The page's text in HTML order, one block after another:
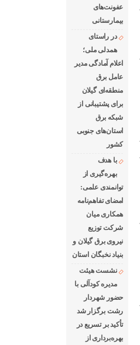
عفونت‌های
بیمارستانی
در راستای
همدلی ملی؛
اعلام آمادگی مدیر
عامل برق
منطقه‌ای گیلان
برای پشتیبانی از
شبكه برق
استان‌های جنوبی
كشور
با هدف
بهره‌گیری از
توانمندی علمی:
امضای تفاهم‌نامه
همكاری میان
شركت توزیع
نیروی برق گیلان و
بنیاد نخبگان استان
نشست هیئت
مدیره کودآلی با
حضور شهردار
رشت برگزار شد
تأکید بر تسریع در
بهره‌برداری از